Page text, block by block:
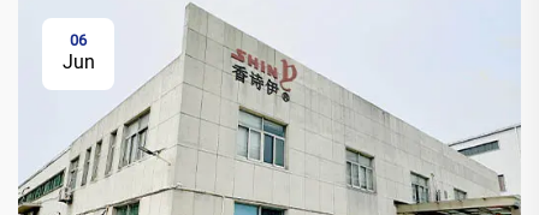
06
Jun